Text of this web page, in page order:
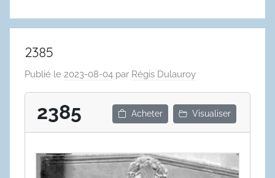
2385
Publié le 2023-08-04 par Régis Dulauroy
2385 Acheter Visualiser